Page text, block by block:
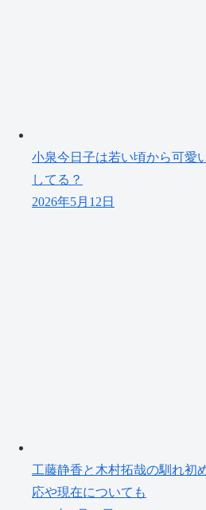
小泉今日子は若い頃から可愛
してる？
2026年5月12日
工藤静香と木村拓哉の馴れ初
応や現在についても